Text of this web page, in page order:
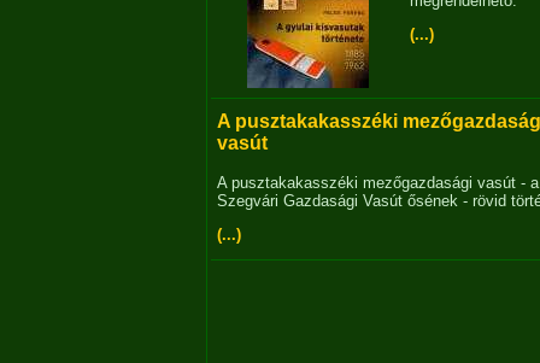
(...)
A pusztakakasszéki
vasút
A pusztakakasszéki mezőgazdasági vasút - a
Szegvári Gazdasági Vasút ősének - rövid
(...)